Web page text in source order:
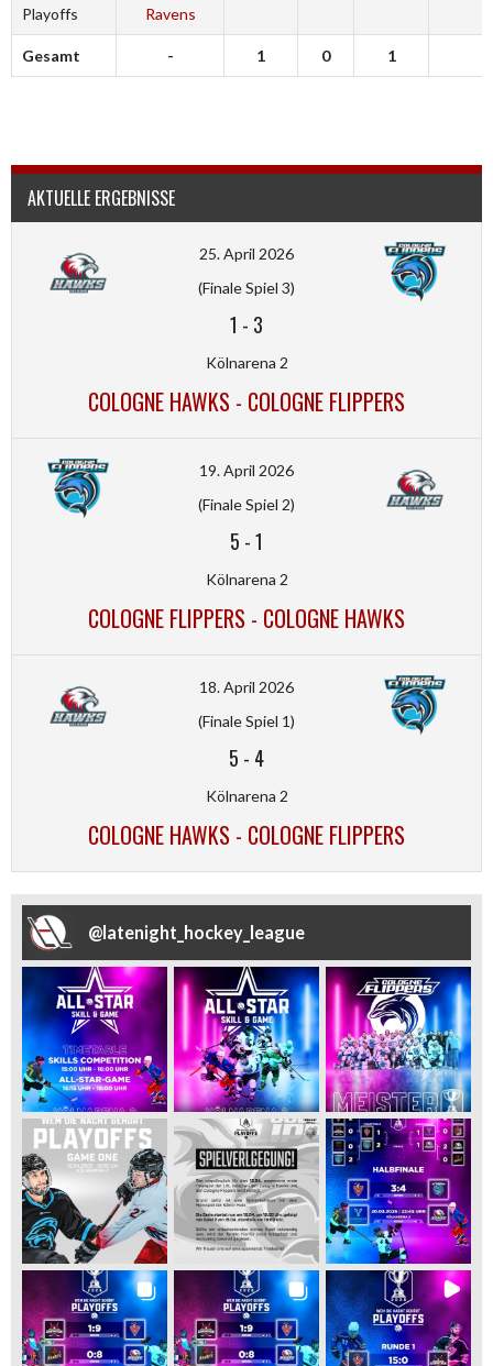
Playoffs
Ravens
Gesamt - 1 0 1
AKTUELLE ERGEBNISSE
25. April 2026
(Finale Spiel 3)
1 - 3
Kölnarena 2
COLOGNE HAWKS - COLOGNE FLIPPERS
19. April 2026
(Finale Spiel 2)
5 -1
Kölnarena 2
COLOGNE FLIPPERS - COLOGNE HAWKS
18. April 2026
(Finale Spiel 1)
5 - 4
Kölnarena 2
COLOGNE HAWKS - COLOGNE FLIPPERS
@latenight_hockey_league